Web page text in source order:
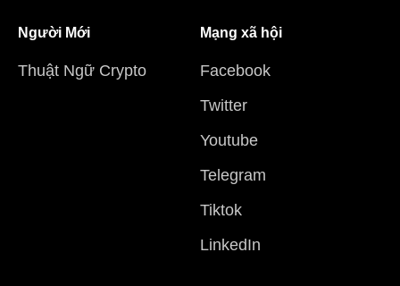
Người Mới
Thuật Ngữ Crypto
Mạng xã hội
Facebook
Twitter
Youtube
Telegram
Tiktok
LinkedIn